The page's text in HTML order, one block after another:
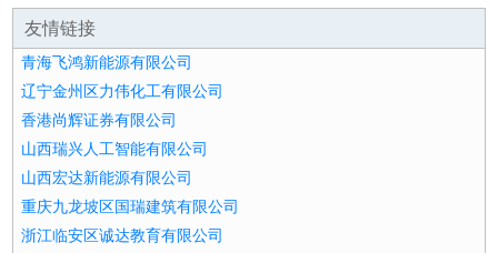
友情链接
青海飞鸿新能源有限公司
辽宁金州区力伟化工有限公司
香港尚辉证券有限公司
山西瑞兴人工智能有限公司
山西宏达新能源有限公司
重庆九龙坡区国瑞建筑有限公司
浙江临安区诚达教育有限公司